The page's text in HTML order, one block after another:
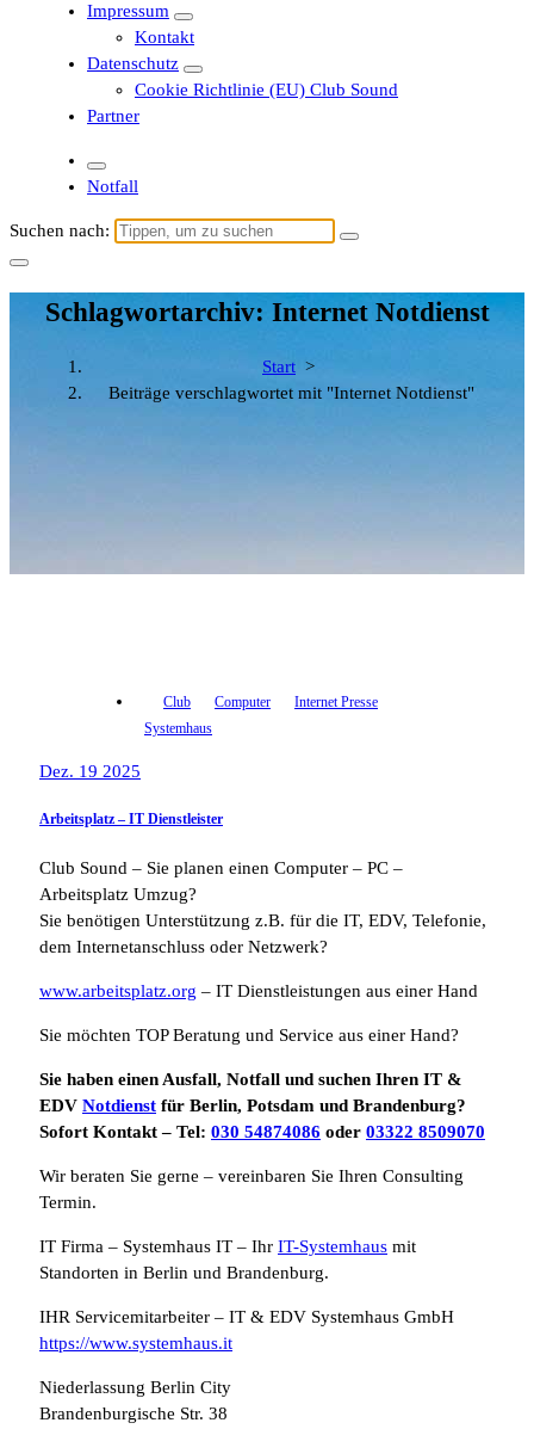
Impressum
Kontakt
Datenschutz
Cookie Richtlinie (EU) Club Sound
Partner
Notfall
Suchen nach:
Schlagwortarchiv: Internet Notdienst
Start >
Beiträge verschlagwortet mit "Internet Notdienst"
Club Computer
Internet Presse
Systemhaus
Dez. 19 2025
Arbeitsplatz – IT Dienstleister
Club Sound – Sie planen einen Computer – PC –
Arbeitsplatz Umzug?
Sie benötigen Unterstützung z.B. für die IT, EDV, Telefonie,
dem Internetanschluss oder Netzwerk?
www.arbeitsplatz.org – IT Dienstleistungen aus einer Hand
Sie möchten TOP Beratung und Service aus einer Hand?
Sie haben einen Ausfall, Notfall und suchen Ihren IT &
EDV Notdienst für Berlin, Potsdam und Brandenburg?
Sofort Kontakt – Tel: 030 54874086 oder 03322 8509070
Wir beraten Sie gerne – vereinbaren Sie Ihren Consulting
Termin.
IT Firma – Systemhaus IT – Ihr IT-Systemhaus mit
Standorten in Berlin und Brandenburg.
IHR Servicemitarbeiter – IT & EDV Systemhaus GmbH
https://www.systemhaus.it
Niederlassung Berlin City
Brandenburgische Str. 38